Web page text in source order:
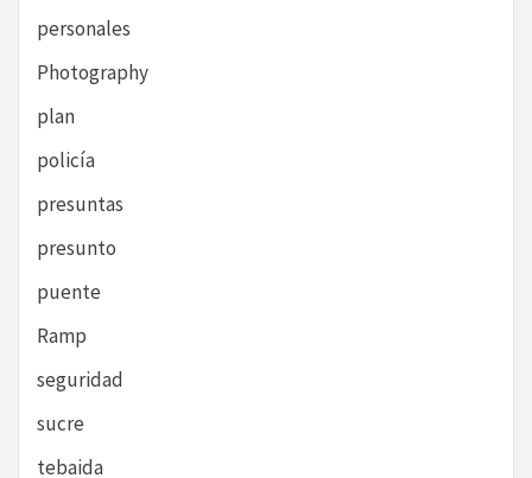
personales
Photography
plan
policía
presuntas
presunto
puente
Ramp
seguridad
sucre
tebaida